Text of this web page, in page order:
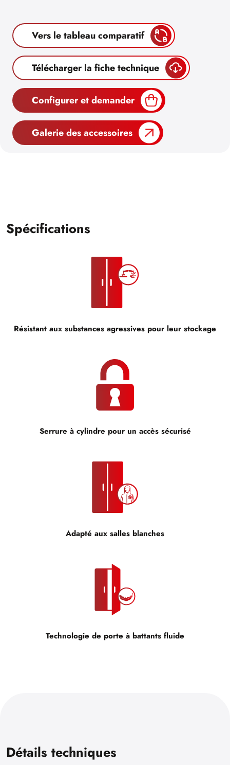
Vers le tableau comparatif
Télécharger la fiche technique
Configurer et demander
Galerie des accessoires
Spécifications
Résistant aux substances agressives pour leur stockage
Serrure à cylindre pour un accès sécurisé
Adapté aux salles blanches
Technologie de porte à battants fluide
Détails techniques